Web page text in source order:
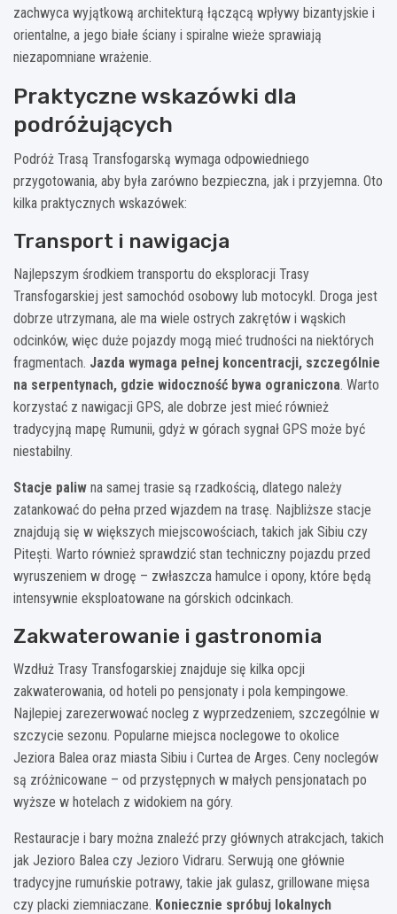
zachwyca wyjątkową architekturą łączącą wpływy bizantyjskie i
orientalne, a jego białe ściany i spiralne wieże sprawiają
niezapomniane wrażenie.
Praktyczne wskazówki dla
podróżujących
Podróż Trasą Transfogarską wymaga odpowiedniego
przygotowania, aby była zarówno bezpieczna, jak i przyjemna. Oto
kilka praktycznych wskazówek:
Transport i nawigacja
Najlepszym środkiem transportu do eksploracji Trasy
Transfogarskiej jest samochód osobowy lub motocykl. Droga jest
dobrze utrzymana, ale ma wiele ostrych zakrętów i wąskich
odcinków, więc duże pojazdy mogą mieć trudności na niektórych
fragmentach. Jazda wymaga pełnej koncentracji, szczególnie
na serpentynach, gdzie widoczność bywa ograniczona. Warto
korzystać z nawigacji GPS, ale dobrze jest mieć również
tradycyjną mapę Rumunii, gdyż w górach sygnał GPS może być
niestabilny.
Stacje paliw na samej trasie są rzadkością, dlatego należy
zatankować do pełna przed wjazdem na trasę. Najbliższe stacje
znajdują się w większych miejscowościach, takich jak Sibiu czy
Pitești. Warto również sprawdzić stan techniczny pojazdu przed
wyruszeniem w drogę – zwłaszcza hamulce i opony, które będą
intensywnie eksploatowane na górskich odcinkach.
Zakwaterowanie i gastronomia
Wzdłuż Trasy Transfogarskiej znajduje się kilka opcji
zakwaterowania, od hoteli po pensjonaty i pola kempingowe.
Najlepiej zarezerwować nocleg z wyprzedzeniem, szczególnie w
szczycie sezonu. Popularne miejsca noclegowe to okolice
Jeziora Balea oraz miasta Sibiu i Curtea de Arges. Ceny noclegów
są zróżnicowane – od przystępnych w małych pensjonatach po
wyższe w hotelach z widokiem na góry.
Restauracje i bary można znaleźć przy głównych atrakcjach, takich
jak Jezioro Balea czy Jezioro Vidraru. Serwują one głównie
tradycyjne rumuńskie potrawy, takie jak gulasz, grillowane mięsa
czy placki ziemniaczane. Koniecznie spróbuj lokalnych